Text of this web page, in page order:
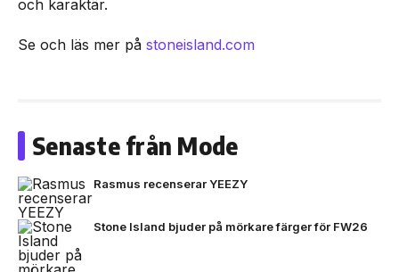
och karaktär.
Se och läs mer på stoneisland.com
Senaste från Mode
Rasmus recenserar YEEZY
Stone Island bjuder på mörkare färger för FW26